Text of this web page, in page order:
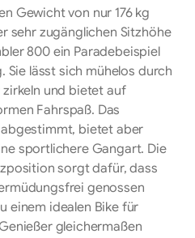
Gewicht von nur 176 kg
sehr zugänglichen Sitzhöhe
800 ein Paradebeispiel
lässt sich mühelos durch
und bietet auf
Fahrspaß. Das
bietet aber
sportlichere Gangart. Die
sorgt dafür, dass
genossen
einem idealen Bike für
gleichermaßen